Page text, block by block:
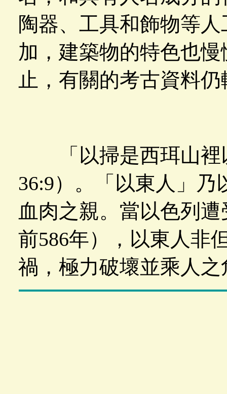
陶器、工具和飾物等
加，建築物的特色也
止，有關的考古資料
「以掃是西珥山裡
36:9）。「以東人」
血肉之親。當以色列
前586年），以東人非
禍，極力破壞並乘人